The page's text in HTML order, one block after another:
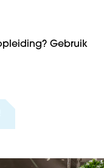
Gebruik